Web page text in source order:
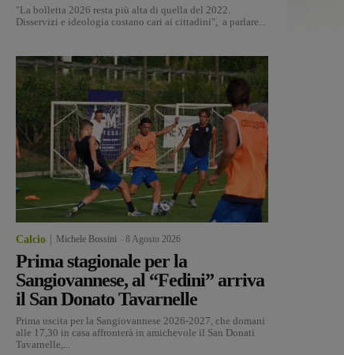
"La bolletta 2026 resta più alta di quella del 2022.
Disservizi e ideologia costano cari ai cittadini", a parlare...
Calcio Michele Bossini 8 Agosto 2026
Prima stagionale per la
Sangiovannese, al “Fedini” arriva
il San Donato Tavarnelle
Prima uscita per la Sangiovannese 2026-2027, che domani
alle 17,30 in casa affronterà in amichevole il San Donati
Tavarnelle,...